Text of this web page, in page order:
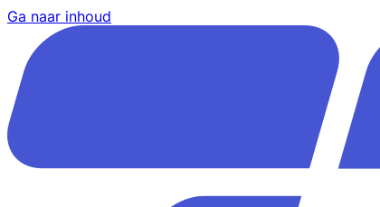
Ga naar inhoud